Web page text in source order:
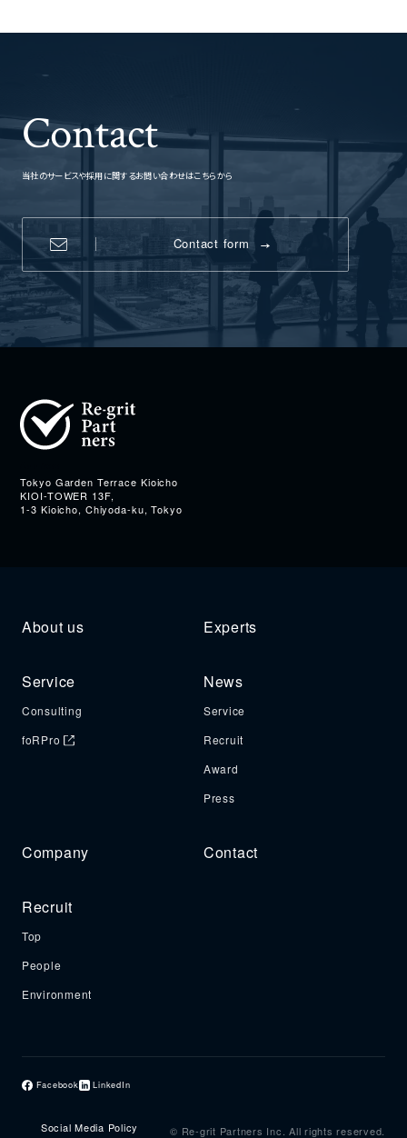
Contact
当社のサービスや採用に関するお問い合わせはこちらから
Contact form
Tokyo Garden Terrace Kioicho
KIOI-TOWER 13F,
1-3 Kioicho, Chiyoda-ku, Tokyo
About us Experts
Service
Consulting
foRPro
News
Service
Recruit
Award
Press
Company Contact
Recruit
Top
People
Environment
Facebook LinkedIn
Social Media Policy
© Re-grit Partners Inc. All rights reserved.